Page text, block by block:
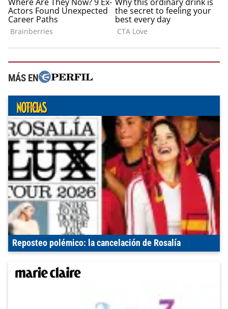
MÁS EN
Reposteo polémico: la cancelación de Rosalía